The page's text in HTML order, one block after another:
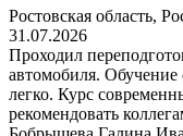
Ростовская область,
31.07.2026
Проходил
автомобиля. Обучение
легко. Курс
рекомендовать